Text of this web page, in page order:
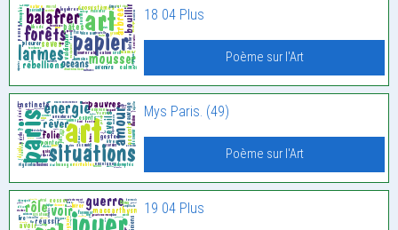
18 04 Plus
Poème sur l'Art
Mys Paris. (49)
Poème sur l'Art
19 04 Plus